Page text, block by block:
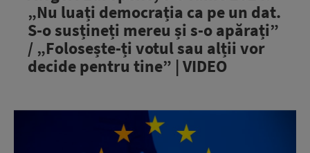
„Nu luați democrația ca pe un dat.
S-o susțineți mereu și s-o apărați”
/ „Folosește-ți votul sau alții vor
decide pentru tine” | VIDEO